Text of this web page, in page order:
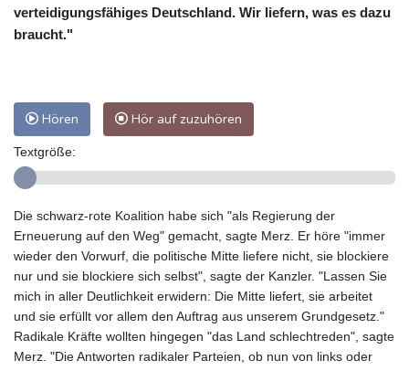
verteidigungsfähiges Deutschland. Wir liefern, was es dazu
braucht."
Hören Hör auf zuzuhören
Textgröße:
Die schwarz-rote Koalition habe sich "als Regierung der
Erneuerung auf den Weg" gemacht, sagte Merz. Er höre "immer
wieder den Vorwurf, die politische Mitte liefere nicht, sie blockiere
nur und sie blockiere sich selbst", sagte der Kanzler. "Lassen Sie
mich in aller Deutlichkeit erwidern: Die Mitte liefert, sie arbeitet
und sie erfüllt vor allem den Auftrag aus unserem Grundgesetz."
Radikale Kräfte wollten hingegen "das Land schlechtreden", sagte
Merz. "Die Antworten radikaler Parteien, ob nun von links oder